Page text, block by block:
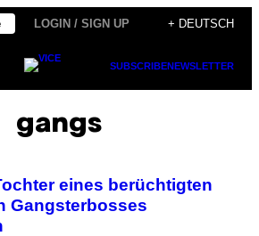
LOGIN / SIGN UP + DEUTSCH
SUBSCRIBENEWSLETTER
gangs
eines berüchtigten
Gangsterbosses